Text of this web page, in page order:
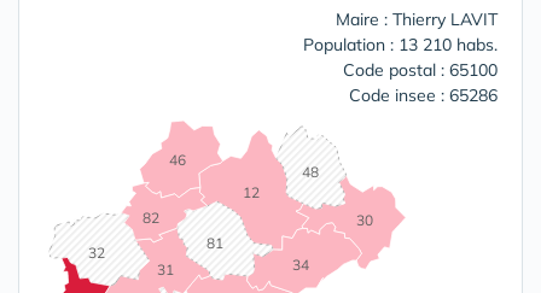
Maire : Thierry LAVIT
Population : 13 210 habs.
Code postal : 65100
Code insee : 65286
12
30
31
32
34
46
48
81
82